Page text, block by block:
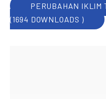
PERUBAHAN IKLIM
(1694 DOWNLOADS )